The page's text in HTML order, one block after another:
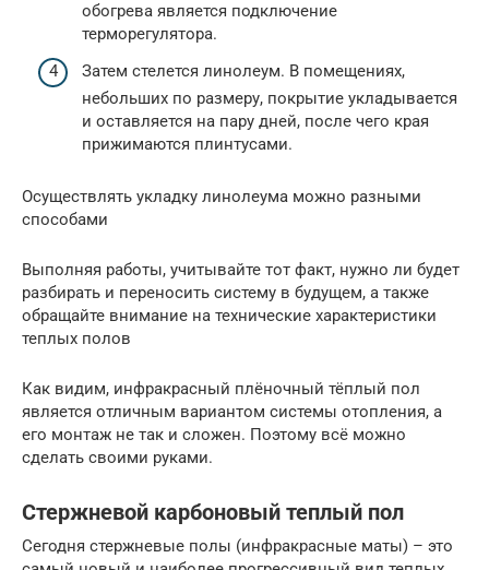
обогрева является подключение
терморегулятора.
Затем стелется линолеум. В помещениях,
небольших по размеру, покрытие укладывается
и оставляется на пару дней, после чего края
прижимаются плинтусами.
Осуществлять укладку линолеума можно разными
способами
Выполняя работы, учитывайте тот факт, нужно ли будет
разбирать и переносить систему в будущем, а также
обращайте внимание на технические характеристики
теплых полов
Как видим, инфракрасный плёночный тёплый пол
является отличным вариантом системы отопления, а
его монтаж не так и сложен. Поэтому всё можно
сделать своими руками.
Стержневой карбоновый теплый пол
Сегодня стержневые полы (инфракрасные маты) – это